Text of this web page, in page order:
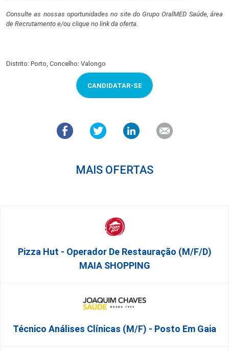
Consulte as nossas oportunidades no site do Grupo OralMED Saúde, área
de Recrutamento e/ou clique no link da oferta.
Distrito: Porto, Concelho: Valongo
CANDIDATAR-SE
MAIS OFERTAS
Pizza Hut - Operador De Restauração (m/f/d)
MAIA SHOPPING
Técnico Análises Clínicas (M/F) - Posto Em Gaia